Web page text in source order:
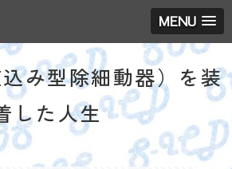
MENU
み型除細動器）を装
した人生